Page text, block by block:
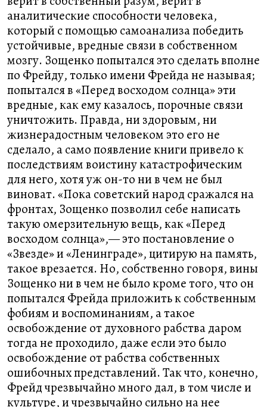
аналитические способности человека,
который с помощью самоанализа победить
устойчивые, вредные связи в собственном
мозгу. Зощенко попытался это сделать вполне
по Фрейду, только имени Фрейда не называя;
попытался в «Перед восходом солнца» эти
вредные, как ему казалось, порочные связи
уничтожить. Правда, ни здоровым, ни
жизнерадостным человеком это его не
сделало, а само появление книги привело к
последствиям воистину катастрофическим
для него, хотя уж он-то ни в чем не был
виноват. «Пока советский народ сражался на
фронтах, Зощенко позволил себе написать
такую омерзительную вещь, как «Перед
восходом солнца»,— это постановление о
«Звезде» и «Ленинграде», цитирую на память,
такое врезается. Но, собственно говоря, вины
Зощенко ни в чем не было кроме того, что он
попытался Фрейда приложить к собственным
фобиям и воспоминаниям, а такое
освобождение от духовного рабства даром
тогда не проходило, даже если это было
освобождение от рабства собственных
ошибочных представлений. Так что, конечно,
Фрейд чрезвычайно много дал, в том числе и
культуре, и чрезвычайно сильно на нее